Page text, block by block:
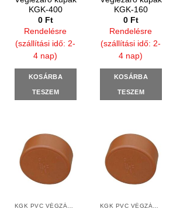
KGK-400
0 Ft
Rendelésre
(szállítási idő: 2-
4 nap)
KOSÁRBA
TESZEM
KGK-160
0 Ft
Rendelésre
(szállítási idő: 2-
4 nap)
KOSÁRBA
TESZEM